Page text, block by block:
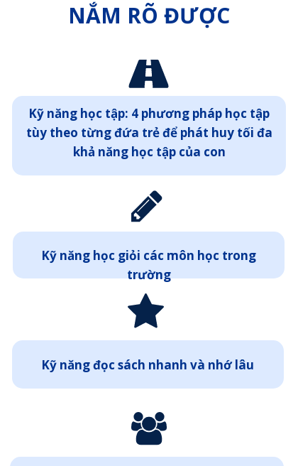
NẮM RÕ ĐƯỢC
Kỹ năng học tập: 4 phương pháp học tập
tùy theo từng đứa trẻ để phát huy tối đa
khả năng học tập của con
Kỹ năng học giỏi các môn học trong
trường
Kỹ năng đọc sách nhanh và nhớ lâu